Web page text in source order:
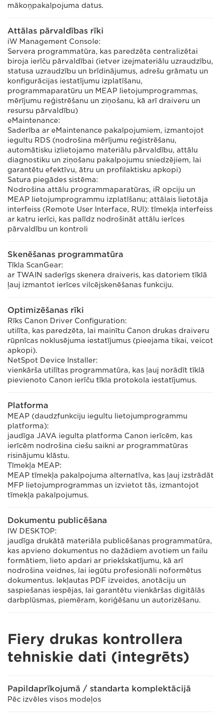
mākoņpakalpojuma datus.
Attālas pārvaldības rīki
iW Management Console:
Servera programmatūra, kas paredzēta centralizētai
biroja ierīču pārvaldībai (ietver izejmateriālu uzraudzību,
statusa uzraudzību un brīdinājumus, adrešu grāmatu un
konfigurācijas iestatījumu izplatīšanu,
programmaparatūru un MEAP lietojumprogrammas,
mērījumu reģistrēšanu un ziņošanu, kā arī draiveru un
resursu pārvaldību)
eMaintenance:
Saderība ar eMaintenance pakalpojumiem, izmantojot
iegultu RDS (nodrošina mērījumu reģistrēšanu,
automātisku izlietojamo materiālu pārvaldību, attālu
diagnostiku un ziņošanu pakalpojumu sniedzējiem, lai
garantētu efektīvu, ātru un profilaktisku apkopi)
Satura piegādes sistēma:
Nodrošina attālu programmaparatūras, iR opciju un
MEAP lietojumprogrammu izplatīšanu; attālais lietotāja
interfeiss (Remote User Interface, RUI): tīmekļa interfeiss
ar katru ierīci, kas palīdz nodrošināt attālu ierīces
pārvaldību un kontroli
Skenēšanas programmatūra
Tīkla ScanGear:
ar TWAIN saderīgs skenera draiveris, kas datoriem tīklā
ļauj izmantot ierīces vilcējskenēšanas funkciju.
Optimizēšanas rīki
Rīks Canon Driver Configuration:
utilīta, kas paredzēta, lai mainītu Canon drukas draiveru
rūpnīcas noklusējuma iestatījumus (pieejama tikai, veicot
apkopi).
NetSpot Device Installer:
vienkārša utilītas programmatūra, kas ļauj norādīt tīklā
pievienoto Canon ierīču tīkla protokola iestatījumus.
Platforma
MEAP (daudzfunkciju iegultu lietojumprogrammu
platforma):
jaudīga JAVA iegulta platforma Canon ierīcēm, kas
ierīcēm nodrošina ciešu saikni ar programmatūras
risinājumu klāstu.
Tīmekļa MEAP:
MEAP tīmekļa pakalpojuma alternatīva, kas ļauj izstrādāt
MFP lietojumprogrammas un izvietot tās, izmantojot
tīmekļa pakalpojumus.
Dokumentu publicēšana
IW DESKTOP:
jaudīga drukātā materiāla publicēšanas programmatūra,
kas apvieno dokumentus no dažādiem avotiem un failu
formātiem, lieto apdari ar priekšskatījumu, kā arī
nodrošina veidnes, lai iegūtu profesionāli noformētus
dokumentus. Iekļautas PDF izveides, anotāciju un
saspiešanas iespējas, lai garantētu vienkāršas digitālās
darbplūsmas, piemēram, koriģēšanu un autorizēšanu.
Fiery drukas kontrollera
tehniskie dati (integrēts)
Papildaprīkojumā / standarta komplektācijā
Pēc izvēles visos modeļos